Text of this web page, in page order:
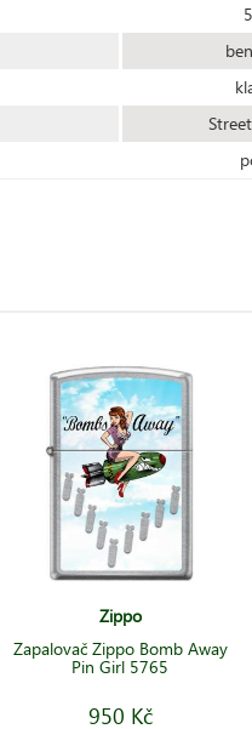
Zippo
Zapalovač Zippo Bomb Away
Pin Girl 5765
950 Kč